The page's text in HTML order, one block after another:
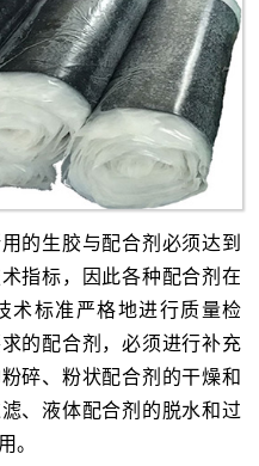
的生胶与配合剂必须达到
指标，因此各种配合剂在
术标准严格地进行质量检
的配合剂，必须进行补充
碎、粉状配合剂的干燥和
、液体配合剂的脱水和过
。